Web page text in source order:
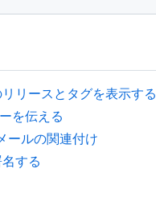
リースとタグを表示する
を伝える
ールの関連付け
する